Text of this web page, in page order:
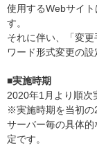
使用するWebサイ
す。
それに伴い、「変
ワード形式変更の設
■実施時期
2020年1月より順次
※実施時期を当初の
サーバー毎の具体
定です。